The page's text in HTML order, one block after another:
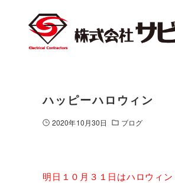
ハッピーハロウィン
2020年10月30日 ブログ
明日１０月３１日はハロウィン